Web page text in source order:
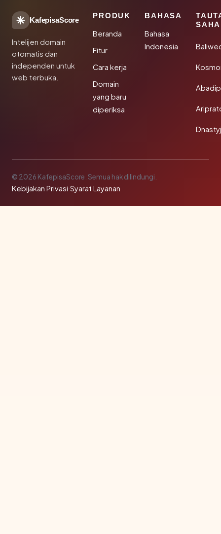
KafepisaScore
Intelijen domain
otomatis dan
independen untuk
web terbuka.
PRODUK
Beranda
Fitur
Cara kerja
Domain
yang baru
diperiksa
BAHASA
Bahasa
Indonesia
© 2026 KafepisaScore. Semua hak dilindungi.
Kebijakan Privasi·Syarat Layanan